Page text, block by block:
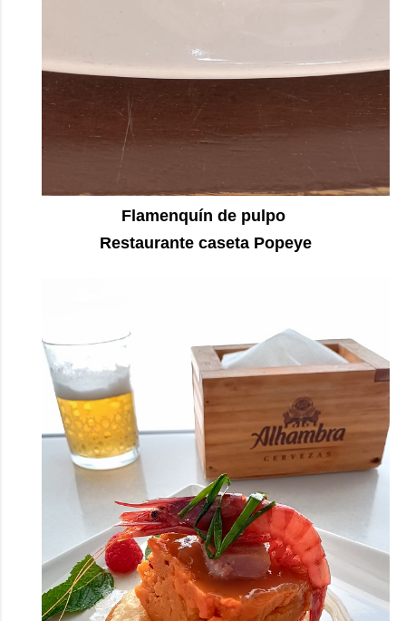
Flamenquín de pulpo
Restaurante caseta Popeye